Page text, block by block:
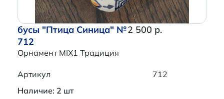
бусы "Птица Синица" №
712
Орнамент MIX1 Традиция
2 500 р.
Артикул
712
Наличие: 2 шт